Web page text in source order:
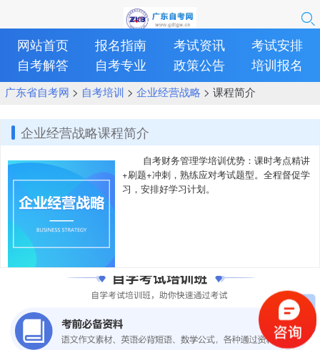
网站首页 报名指南 考试资讯
考试安排
自考解答
自考专业 政策公告 培训报名
广东省自考网 > 自考培训 > 企业经营战略 > 课程简介
企业经营战略课程简介
自考财务管理学培训优势：课时考点精讲
+刷题+冲刺，熟练应对考试题型。全程督促学
习，安排好学习计划。